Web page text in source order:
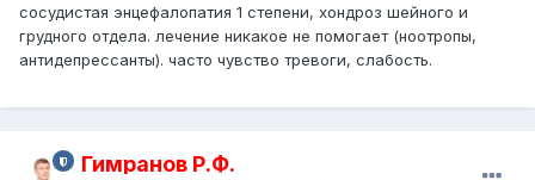
сосудистая энцефалопатия 1 степени, хондроз шейного и
грудного отдела. лечение никакое не помогает (ноотропы,
антидепрессанты). часто чувство тревоги, слабость.
Гимранов Р.Ф.